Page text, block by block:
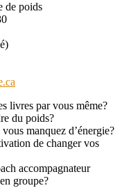
de poids
livres par vous même?
du poids?
manquez d’énergie?
de changer vos
accompagnateur
groupe?